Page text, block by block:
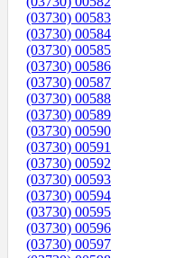
(03730) 00583
(03730) 00584
(03730) 00585
(03730) 00586
(03730) 00587
(03730) 00588
(03730) 00589
(03730) 00590
(03730) 00591
(03730) 00592
(03730) 00593
(03730) 00594
(03730) 00595
(03730) 00596
(03730) 00597